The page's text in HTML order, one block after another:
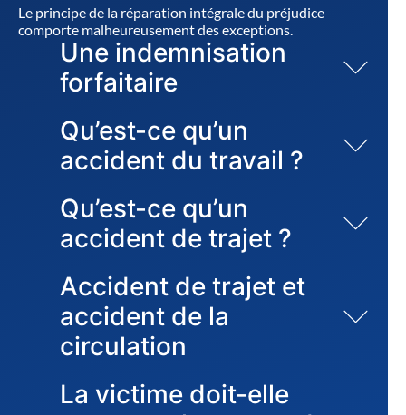
Le principe de la réparation intégrale du préjudice
comporte malheureusement des exceptions.
Une indemnisation
forfaitaire
Qu’est-ce qu’un
accident du travail ?
Qu’est-ce qu’un
accident de trajet ?
Accident de trajet et
accident de la
circulation
La victime doit-elle